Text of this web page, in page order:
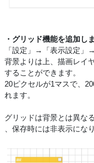
・グリッド機能を追加し
「設定」→「表示設定」
背景よりは上、描画レイ
することができます。
20ピクセルが1マスで、
れます。
グリッドは背景とは異な
、保存時には非表示にな